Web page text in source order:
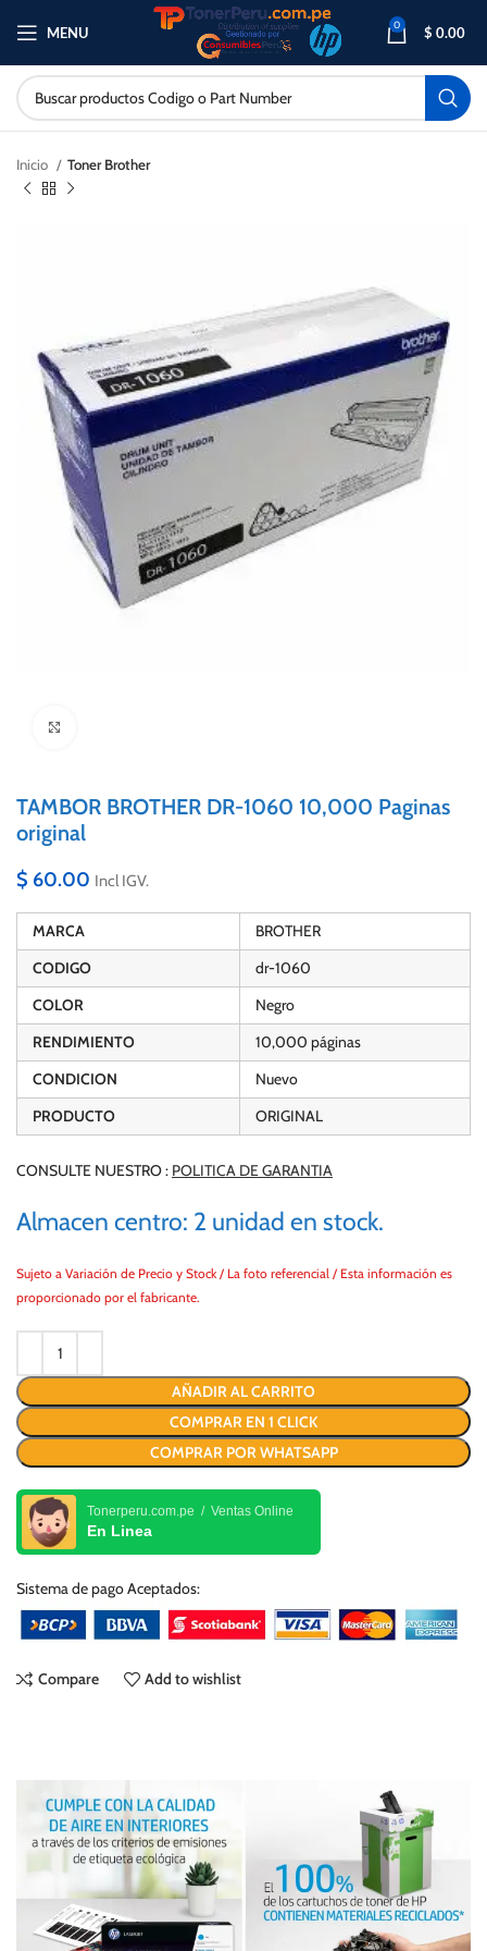
MENU 0 $ 0.00
Inicio Toner Brother
TAMBOR BROTHER DR-1060 10,000 Paginas
original
$ 60.00 Incl IGV.
MARCA
BROTHER
CODIGO
dr-1060
COLOR
Negro
RENDIMIENTO
10,000 páginas
CONDICION
Nuevo
PRODUCTO
ORIGINAL
CONSULTE NUESTRO : POLITICA DE GARANTIA
Almacen centro: 2 unidad en stock.
Sujeto a Variación de Precio y Stock / La foto referencial / Esta información es
proporcionado por el fabricante.
AÑADIR AL CARRITO
COMPRAR EN 1 CLICK
COMPRAR POR WHATSAPP
Tonerperu.com.pe / Ventas Online
En Linea
Sistema de pago Aceptados:
Compare Add to wishlist